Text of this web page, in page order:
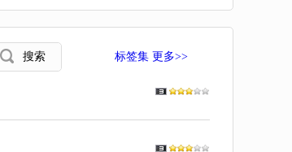
标签集 更多>>